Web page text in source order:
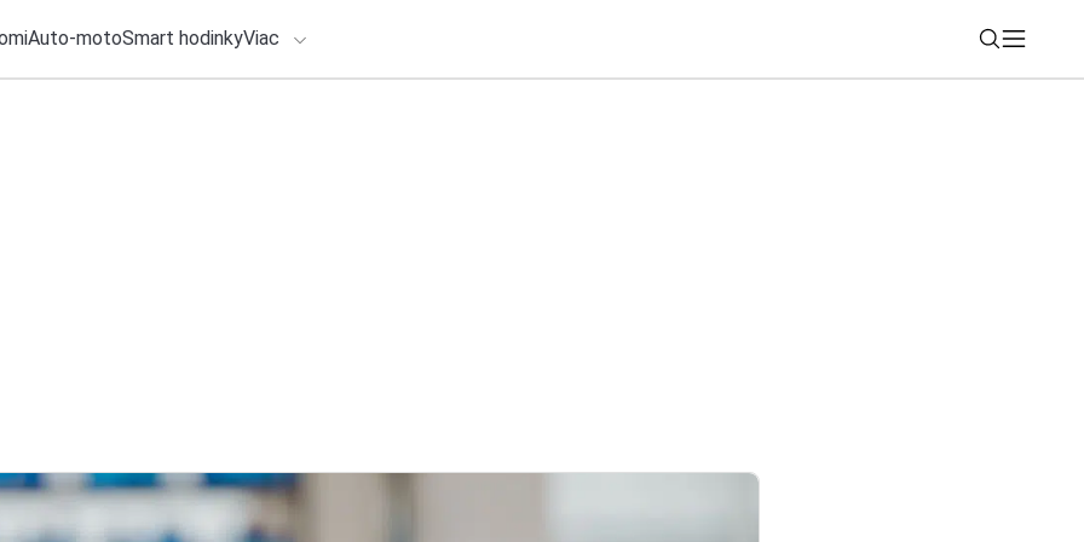
Auto-motoSmart hodinkyViac